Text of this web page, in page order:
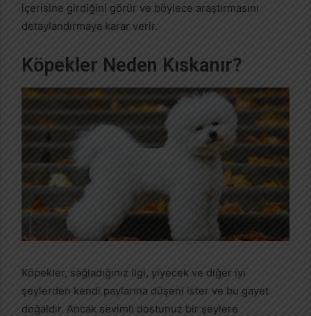
içerisine girdiğini görür ve böylece araştırmasını
detaylandırmaya karar verir.
Köpekler Neden Kıskanır?
Köpekler, sağladığınız ilgi, yiyecek ve diğer iyi
şeylerden kendi paylarına düşeni ister ve bu gayet
doğaldır. Ancak sevimli dostunuz bir şeylere